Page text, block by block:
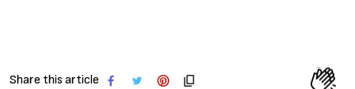
Share this article